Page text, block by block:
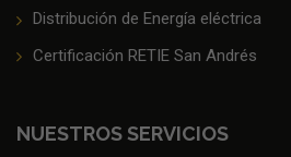
Distribución de Energía eléctrica
Certificación RETIE San Andrés
NUESTROS SERVICIOS